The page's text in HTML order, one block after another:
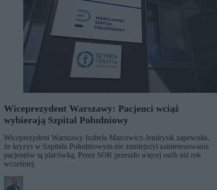
Wiceprezydent Warszawy: Pacjenci wciąż
wybierają Szpital Południowy
Wiceprezydent Warszawy Izabela Marcewicz-Jendrysik zapewniła,
że kryzys w Szpitalu Południowym nie zmniejszył zainteresowania
pacjentów tą placówką. Przez SOR przeszło więcej osób niż rok
wcześniej.